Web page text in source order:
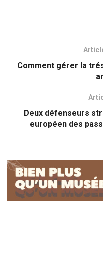
Comment gérer la
Deux défenseurs
européen des